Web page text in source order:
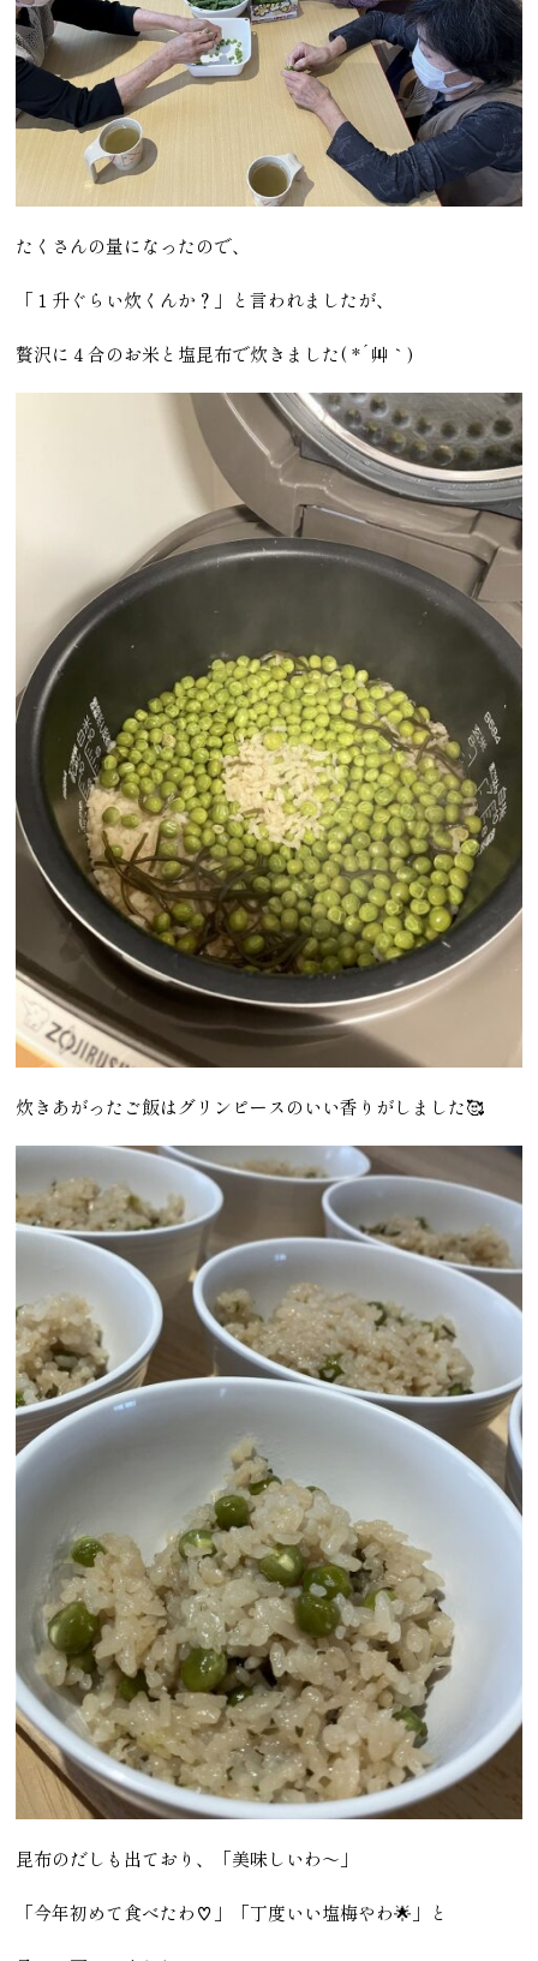
たくさんの量になったので、
「１升ぐらい炊くんか？」と言われましたが、
贅沢に４合のお米と塩昆布で炊きました( *´艸｀)
炊きあがったご飯はグリンピースのいい香りがしました🥰
昆布のだしも出ており、「美味しいわ～」
「今年初めて食べたわ♡」「丁度いい塩梅やわ🌟」と